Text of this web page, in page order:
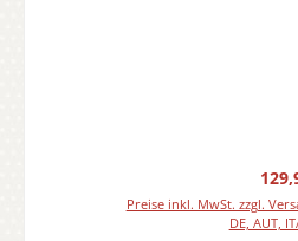
Preise inkl. MwSt. zzgl.
DE, AUT,